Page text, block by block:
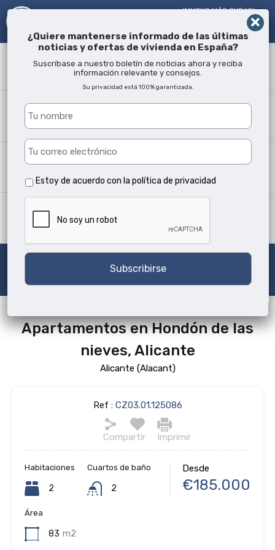
!MUCHO MÁS QUE UN
AGENTE INMOBILIARIO¡
¿Dónde?
Todas las ubicaciones
Tipo propiedad
Todos los tipos
Cualquiera
Buscar
Apartamentos en Hondón de las
nieves, Alicante
Alicante (Alacant)
Ref :CZ03.01.125086
Compartir Imprimir
Desde
€185.000
Habitaciones
2
Cuartos de baño
2
Área
83 m2
¿Quiere mantenerse informado de las últimas
noticias y ofertas de vivienda en España?
Suscríbase a nuestro boletín de noticias ahora y reciba
información relevante y consejos.
Su privacidad está 100% garantizada.
Estoy de acuerdo con lapolítica de privacidad